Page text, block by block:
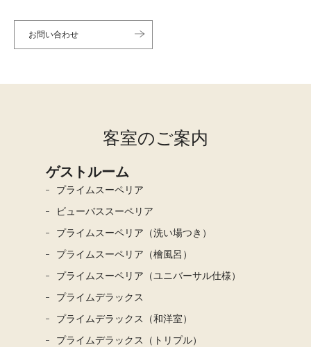
お問い合わせ
客室のご案内
ゲストルーム
プライムスーペリア
ビューバススーペリア
プライムスーペリア（洗い場つき）
プライムスーペリア（檜風呂）
プライムスーペリア（ユニバーサル仕様）
プライムデラックス
プライムデラックス（和洋室）
プライムデラックス（トリプル）